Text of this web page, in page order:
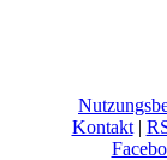
Kontakt|